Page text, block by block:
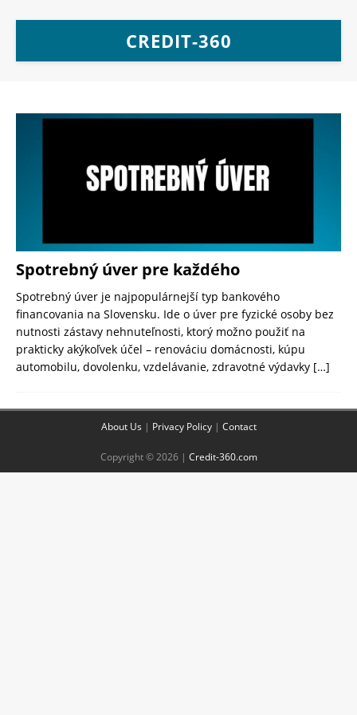
CREDIT-360
Spotrebný úver pre každého
Spotrebný úver je najpopulárnejší typ bankového
financovania na Slovensku. Ide o úver pre fyzické osoby bez
nutnosti zástavy nehnuteľnosti, ktorý možno použiť na
prakticky akýkoľvek účel – renováciu domácnosti, kúpu
automobilu, dovolenku, vzdelávanie, zdravotné výdavky […]
About Us | Privacy Policy| Contact
Copyright © 2026 | Credit-360.com